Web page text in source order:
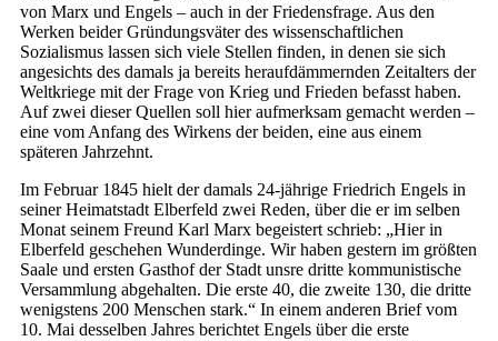
von Marx und Engels – auch in der Friedensfrage. Aus den
Werken beider Gründungsväter des wissenschaftlichen
Sozialismus lassen sich viele Stellen finden, in denen sie sich
angesichts des damals ja bereits heraufdämmernden Zeitalters der
Weltkriege mit der Frage von Krieg und Frieden befasst haben.
Auf zwei dieser Quellen soll hier aufmerksam gemacht werden –
eine vom Anfang des Wirkens der beiden, eine aus einem
späteren Jahrzehnt.
Im Februar 1845 hielt der damals 24-jährige Friedrich Engels in
seiner Heimatstadt Elberfeld zwei Reden, über die er im selben
Monat seinem Freund Karl Marx begeistert schrieb: „Hier in
Elberfeld geschehen Wunderdinge. Wir haben gestern im größten
Saale und ersten Gasthof der Stadt unsre dritte kommunistische
Versammlung abgehalten. Die erste 40, die zweite 130, die dritte
wenigstens 200 Menschen stark.“ In einem anderen Brief vom
10. Mai desselben Jahres berichtet Engels über die erste